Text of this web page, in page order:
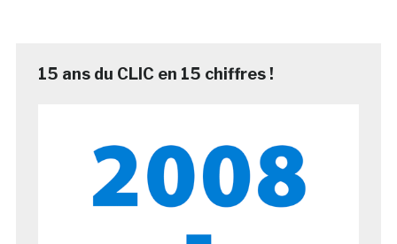
15 ans du CLIC en 15 chiffres !